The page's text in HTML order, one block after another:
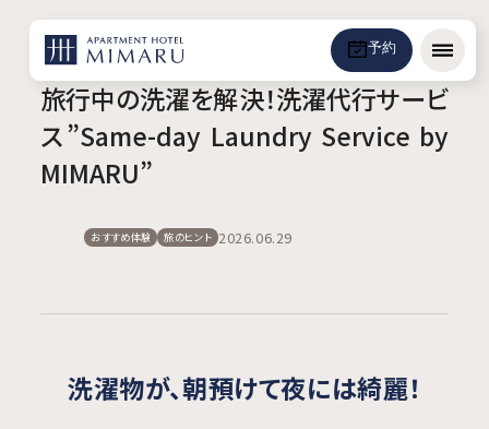
メニュ
予約
旅行中の洗濯を解決！洗濯代行サービ
ス”Same-day Laundry Service by
MIMARU”
おすすめ体験 旅のヒント 2026.06.29
洗濯物が、朝預けて夜には綺麗！